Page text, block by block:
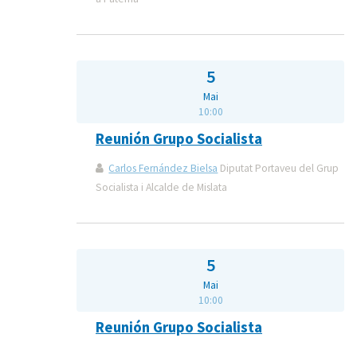
5
Mai
10:00
Reunión Grupo Socialista
Carlos Fernández Bielsa Diputat Portaveu del Grup
Socialista i Alcalde de Mislata
5
Mai
10:00
Reunión Grupo Socialista